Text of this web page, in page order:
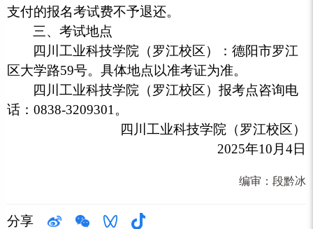
支付的报名考试费不予退还。
三、考试地点
四川工业科技学院（罗江校区）：德阳市罗江
区大学路59号。具体地点以准考证为准。
四川工业科技学院（罗江校区）报考点咨询电
话：0838-3209301。
四川工业科技学院（罗江校区）
2025年10月4日
编审： 段黔冰
分享